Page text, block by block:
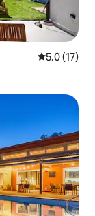
レビュー17
5.0 (17)